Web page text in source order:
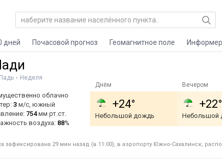
дней Почасовой прогноз Геомагнитное поле
Неделя
облачно
3 м/с, южный
754мм рт.ст.
воздуха: 88%
Днём
+24°
Небольшой дождь
Вечером
+22°
Небольшой
зафиксирована 29 мин назад (в 11:00), в аэропорту Южно-Сахалинск,